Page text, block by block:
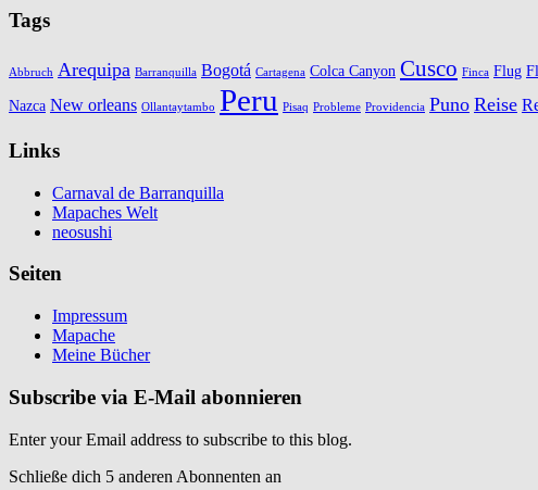
Tags
Abbruch Arequipa Barranquilla Bogotá Cartagena Colca Canyon Cusco Finca Flug
Nazca New orleans Ollantaytambo Peru Pisaq Probleme Providencia Puno Reise
Links
Carnaval de Barranquilla
Mapaches Welt
neosushi
Seiten
Impressum
Mapache
Meine Bücher
Subscribe via E-Mail abonnieren
Enter your Email address to subscribe to this blog.
Schließe dich 5 anderen Abonnenten an